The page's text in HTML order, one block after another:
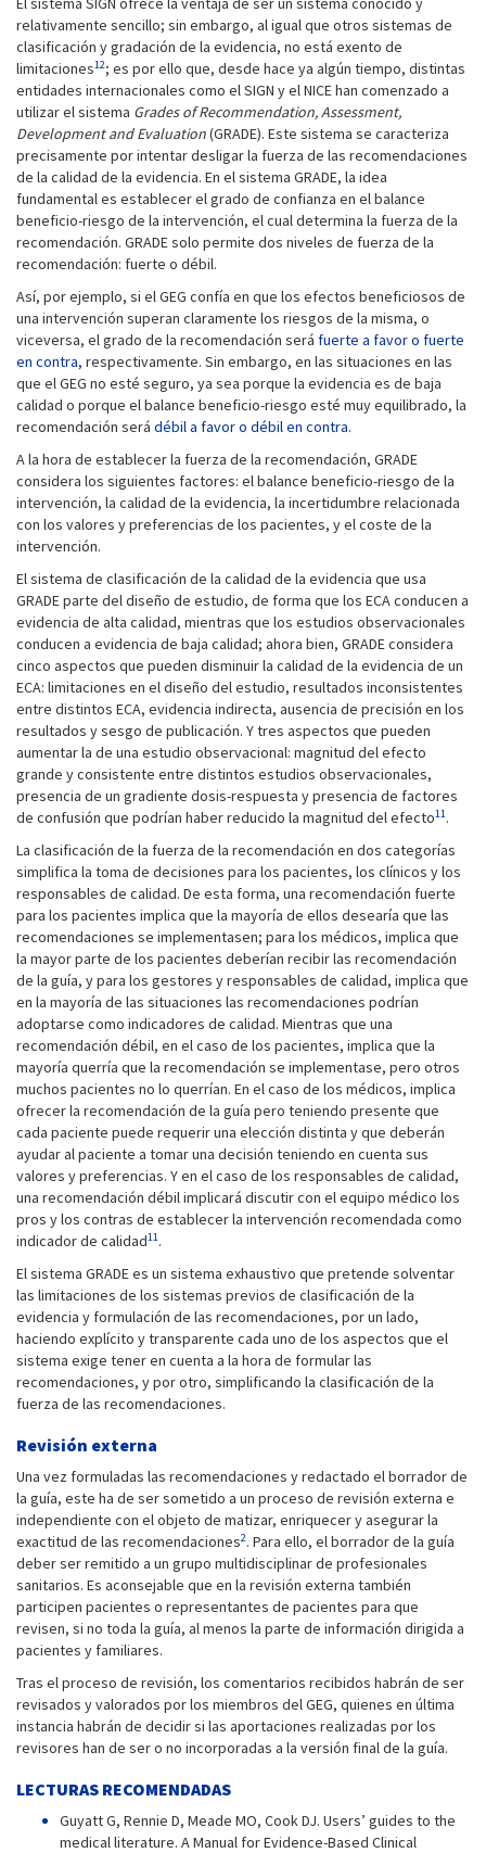
relativamente sencillo; sin embargo, al igual que otros sistemas de
clasificación y gradación de la evidencia, no está exento de
limitaciones12; es por ello que, desde hace ya algún tiempo, distintas
entidades internacionales como el SIGN y el NICE han comenzado a
utilizar el sistema Grades of Recommendation, Assessment,
Development and Evaluation(GRADE). Este sistema se caracteriza
precisamente por intentar desligar la fuerza de las recomendaciones
de la calidad de la evidencia. En el sistema GRADE, la idea
fundamental es establecer el grado de confianza en el balance
beneficio-riesgo de la intervención, el cual determina la fuerza de la
recomendación. GRADE solo permite dos niveles de fuerza de la
recomendación: fuerte o débil.
Así, por ejemplo, si el GEG confía en que los efectos beneficiosos de
una intervención superan claramente los riesgos de la misma, o
viceversa, el grado de la recomendación será fuerte a favor o fuerte
en contra, respectivamente. Sin embargo, en las situaciones en las
que el GEG no esté seguro, ya sea porque la evidencia es de baja
calidad o porque el balance beneficio-riesgo esté muy equilibrado, la
recomendación será débil a favor o débil en contra.
A la hora de establecer la fuerza de la recomendación, GRADE
considera los siguientes factores: el balance beneficio-riesgo de la
intervención, la calidad de la evidencia, la incertidumbre relacionada
con los valores y preferencias de los pacientes, y el coste de la
intervención.
El sistema de clasificación de la calidad de la evidencia que usa
GRADE parte del diseño de estudio, de forma que los ECA conducen a
evidencia de alta calidad, mientras que los estudios observacionales
conducen a evidencia de baja calidad; ahora bien, GRADE considera
cinco aspectos que pueden disminuir la calidad de la evidencia de un
ECA: limitaciones en el diseño del estudio, resultados inconsistentes
entre distintos ECA, evidencia indirecta, ausencia de precisión en los
resultados y sesgo de publicación. Y tres aspectos que pueden
aumentar la de una estudio observacional: magnitud del efecto
grande y consistente entre distintos estudios observacionales,
presencia de un gradiente dosis-respuesta y presencia de factores
de confusión que podrían haber reducido la magnitud del efecto11.
La clasificación de la fuerza de la recomendación en dos categorías
simplifica la toma de decisiones para los pacientes, los clínicos y los
responsables de calidad. De esta forma, una recomendación fuerte
para los pacientes implica que la mayoría de ellos desearía que las
recomendaciones se implementasen; para los médicos, implica que
la mayor parte de los pacientes deberían recibir las recomendación
de la guía, y para los gestores y responsables de calidad, implica que
en la mayoría de las situaciones las recomendaciones podrían
adoptarse como indicadores de calidad. Mientras que una
recomendación débil, en el caso de los pacientes, implica que la
mayoría querría que la recomendación se implementase, pero otros
muchos pacientes no lo querrían. En el caso de los médicos, implica
ofrecer la recomendación de la guía pero teniendo presente que
cada paciente puede requerir una elección distinta y que deberán
ayudar al paciente a tomar una decisión teniendo en cuenta sus
valores y preferencias. Y en el caso de los responsables de calidad,
una recomendación débil implicará discutir con el equipo médico los
pros y los contras de establecer la intervención recomendada como
indicador de calidad11.
El sistema GRADE es un sistema exhaustivo que pretende solventar
las limitaciones de los sistemas previos de clasificación de la
evidencia y formulación de las recomendaciones, por un lado,
haciendo explícito y transparente cada uno de los aspectos que el
sistema exige tener en cuenta a la hora de formular las
recomendaciones, y por otro, simplificando la clasificación de la
fuerza de las recomendaciones.
Revisión externa
Una vez formuladas las recomendaciones y redactado el borrador de
la guía, este ha de ser sometido a un proceso de revisión externa e
independiente con el objeto de matizar, enriquecer y asegurar la
exactitud de las recomendaciones2. Para ello, el borrador de la guía
deber ser remitido a un grupo multidisciplinar de profesionales
sanitarios. Es aconsejable que en la revisión externa también
participen pacientes o representantes de pacientes para que
revisen, si no toda la guía, al menos la parte de información dirigida a
pacientes y familiares.
Tras el proceso de revisión, los comentarios recibidos habrán de ser
revisados y valorados por los miembros del GEG, quienes en última
instancia habrán de decidir si las aportaciones realizadas por los
revisores han de ser o no incorporadas a la versión final de la guía.
LECTURAS RECOMENDADAS
Guyatt G, Rennie D, Meade MO, Cook DJ. Users’ guides to the
medical literature. A Manual for Evidence-Based Clinical